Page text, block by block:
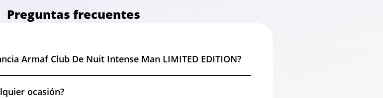
Preguntas frecuentes
Armaf Club De Nuit Intense Man LIMITED EDITION?
ocasión?